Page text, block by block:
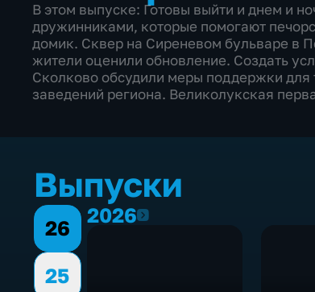
В этом выпуске: Готовы выйти и днем и
дружинниками, которые помогают
домик. Сквер на Сиреневом бульваре в
жители оценили обновление. Создать
Сколково обсудили меры поддержки для
заведений региона. Великолукская
Выпуски
26
25
20262026